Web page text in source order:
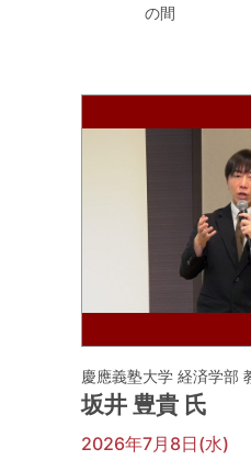
の間
慶應義塾大学 経済学部
坂井 豊貴 氏
2026年7月8日(水)